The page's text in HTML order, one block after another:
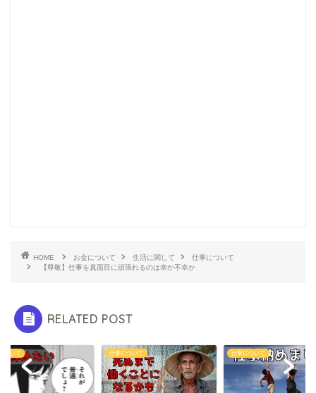
HOME お金について 生活に関して
仕事について
【尊敬】仕事を真面目に頑張れるのは幸か不幸か
RELATED POST
ついて 仕事について 仕事について